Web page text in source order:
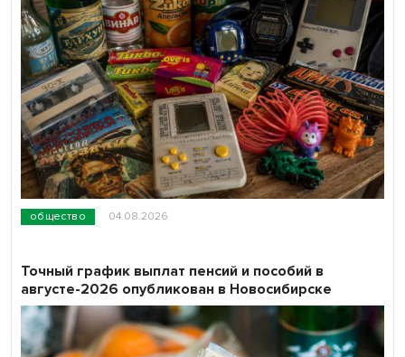
общество 04.08.2026
Точный график выплат пенсий и пособий в
августе-2026 опубликован в Новосибирске